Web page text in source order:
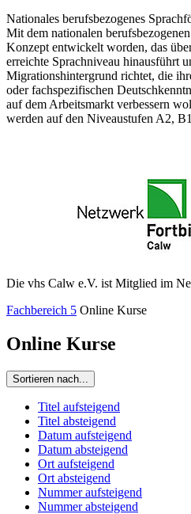
Nationales berufsbezogenes
Mit dem nationalen
Konzept entwickelt worden, das
erreichte Sprachniveau hinausführt
Migrationshintergrund richtet, die
oder fachspezifischen
auf dem Arbeitsmarkt verbessern
werden auf den Niveaustufen A2,
Die vhs Calw e.V. ist Mitglied im
Fachbereich 5 Online Kurse
Online Kurse
Sortieren nach...
Titel aufsteigend
Titel absteigend
Datum aufsteigend
Datum absteigend
Ort aufsteigend
Ort absteigend
Nummer aufsteigend
Nummer absteigend